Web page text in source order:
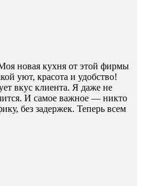
новая кухня от этой фирмы
уют, красота и удобство!
вкус клиента. Я даже не
И самое важное — никто
без задержек. Теперь всем